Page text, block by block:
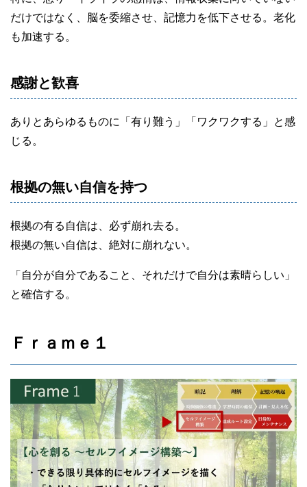
だけではなく、脳を委縮させ、記憶力を低下させる。老化
も加速する。
感謝と歓喜
ありとあらゆるものに「有り難う」「ワクワクする」と感
じる。
根拠の無い自信を持つ
根拠の有る自信は、必ず崩れ去る。
根拠の無い自信は、絶対に崩れない。
「自分が自分であること、それだけで自分は素晴らしい」
と確信する。
Ｆｒａｍｅ１